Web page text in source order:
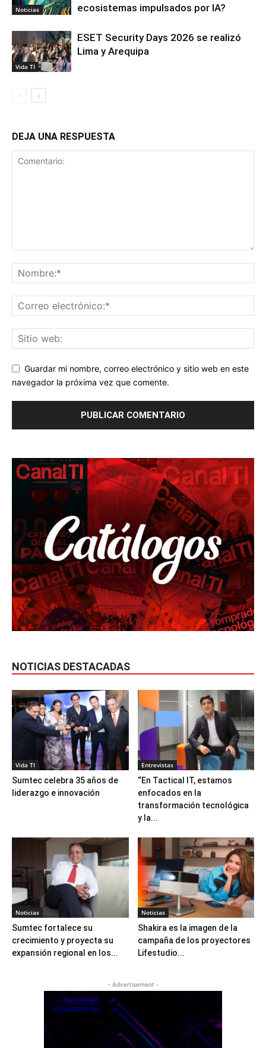
Noticias
ecosistemas impulsados por IA?
Vida TI
ESET Security Days 2026 se realizó
Lima y Arequipa
DEJA UNA RESPUESTA
Guardar mi nombre, correo electrónico y sitio web en este
navegador la próxima vez que comente.
NOTICIAS DESTACADAS
Vida TI
Sumtec celebra 35 años de
liderazgo e innovación
Entrevistas
“En Tactical IT, estamos
enfocados en la
transformación tecnológica
y la...
Noticias
Sumtec fortalece su
crecimiento y proyecta su
expansión regional en los...
Noticias
Shakira es la imagen de la
campaña de los proyectores
Lifestudio...
- Advertisement -